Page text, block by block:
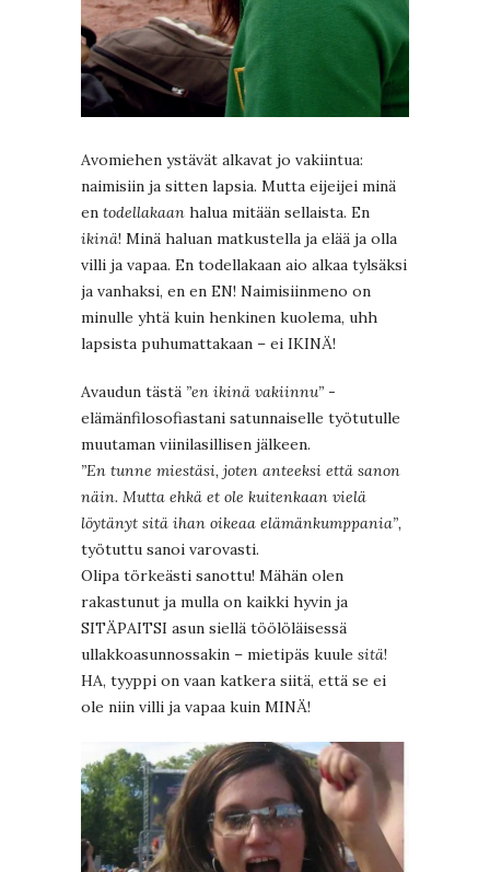
Avomiehen ystävät alkavat jo vakiintua:
naimisiin ja sitten lapsia. Mutta eijeijei minä
en todellakaan halua mitään sellaista. En
ikinä! Minä haluan matkustella ja elää ja olla
villi ja vapaa. En todellakaan aio alkaa tylsäksi
ja vanhaksi, en en EN! Naimisiinmeno on
minulle yhtä kuin henkinen kuolema, uhh
lapsista puhumattakaan – ei IKINÄ!
Avaudun tästä ”en ikinä vakiinnu” -
elämänfilosofiastani satunnaiselle työtutulle
muutaman viinilasillisen jälkeen.
”En tunne miestäsi, joten anteeksi että sanon
näin. Mutta ehkä et ole kuitenkaan vielä
löytänyt sitä ihan oikeaa elämänkumppania”,
työtuttu sanoi varovasti.
Olipa törkeästi sanottu! Mähän olen
rakastunut ja mulla on kaikki hyvin ja
SITÄPAITSI asun siellä töölöläisessä
ullakkoasunnossakin – mietipäs kuule sitä!
HA, tyyppi on vaan katkera siitä, että se ei
ole niin villi ja vapaa kuin MINÄ!